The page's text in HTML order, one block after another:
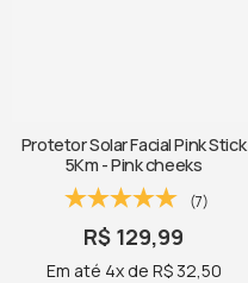
Protetor Solar Facial Pink Stick
5Km - Pink cheeks
(7)
R$ 129,99
Em até 4x de R$ 32,50